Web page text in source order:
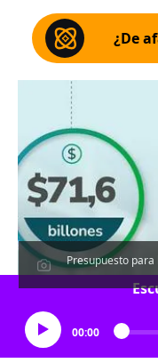
¿De
Presupuesto
00:00